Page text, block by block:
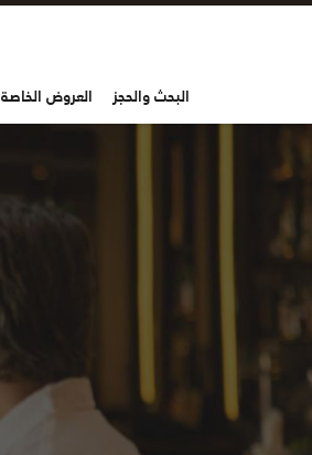
البحث والحجز العروض الخاصة